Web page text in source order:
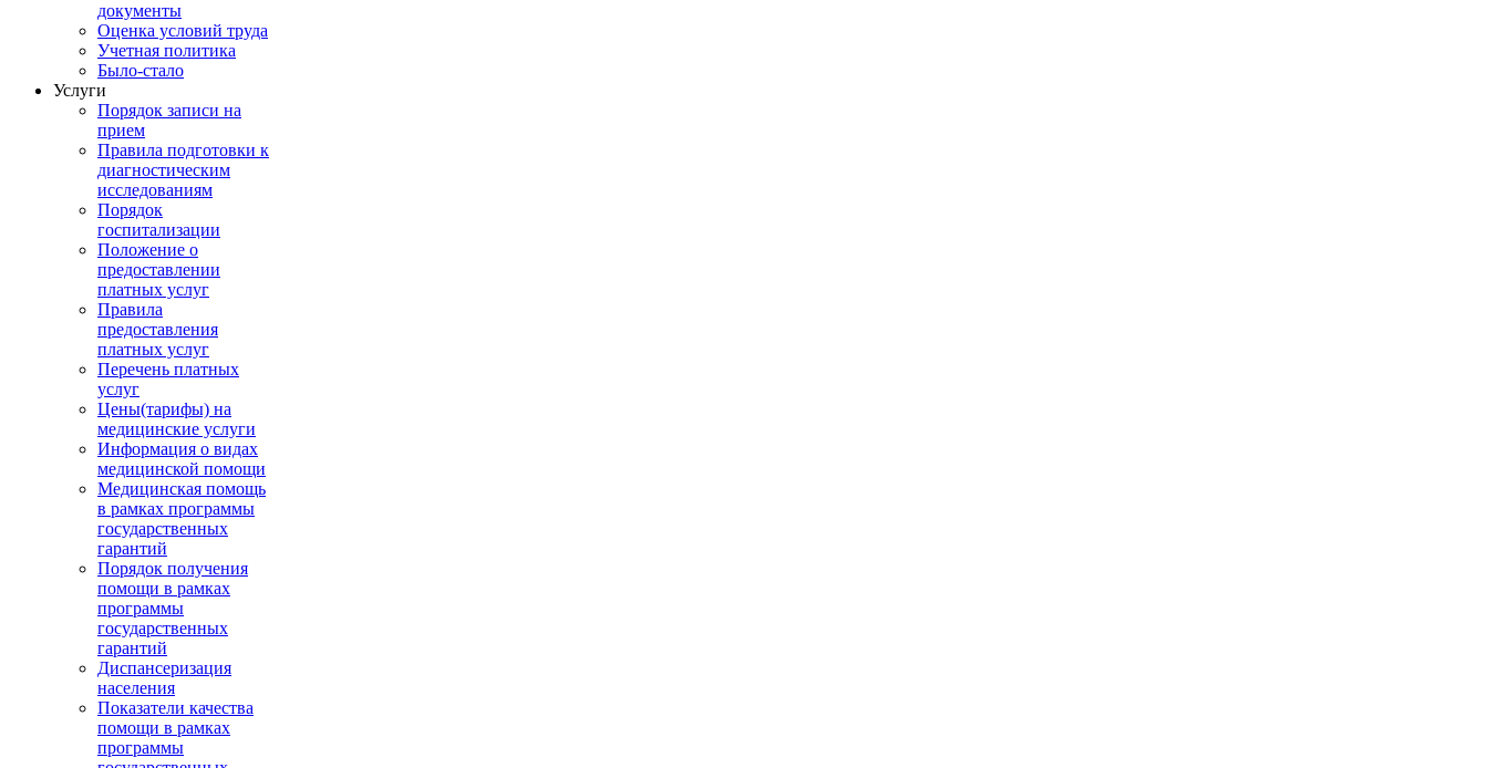
документы
Оценка условий труда
Учетная политика
Было-стало
Услуги
Порядок записи на
прием
Правила подготовки к
диагностическим
исследованиям
Порядок
госпитализации
Положение о
предоставлении
платных услуг
Правила
предоставления
платных услуг
Перечень платных
услуг
Цены(тарифы) на
медицинские услуги
Информация о видах
медицинской помощи
Медицинская помощь
в рамках программы
государственных
гарантий
Порядок получения
помощи в рамках
программы
государственных
гарантий
Диспансеризация
населения
Показатели качества
помощи в рамках
программы